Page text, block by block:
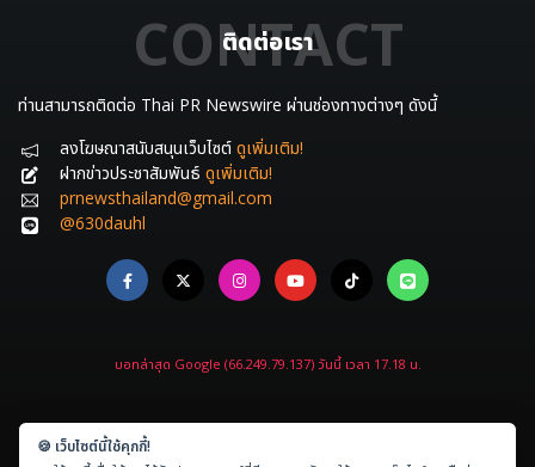
ติดต่อเรา
CONTACT
ท่านสามารถติดต่อ Thai PR Newswire ผ่านช่องทางต่างๆ ดังนี้
ลงโฆษณาสนับสนุนเว็บไซต์ ดูเพิ่มเติม!
ฝากข่าวประชาสัมพันธ์ ดูเพิ่มเติม!
prnewsthailand@gmail.com
@630dauhl
บอทล่าสุด Google (66.249.79.137) วันนี้ เวลา 17.18 น.
🍪 เว็บไซต์นี้ใช้คุกกี้!